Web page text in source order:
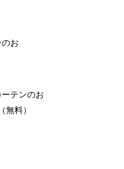
お
テンのお
無料）